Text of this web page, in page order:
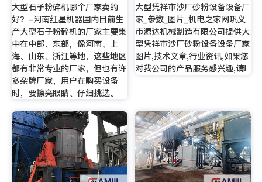
大型石子粉碎机哪个厂家卖的
好？-河南红星机器国内目前生
产大型石子粉碎机的厂家主要集
中在中部、东部，像河南、上
海、山东、浙江等地，这些地区
都有非常专业的厂家，但也有许
多杂牌厂家，用户在购买设备
时，要擦亮眼睛、仔细挑选。
大型凭祥市沙厂砂粉设备设备厂
家_参数_图片_机电之家网巩义
市源达机械制造有限公司提供大
型凭祥市沙厂砂粉设备设备厂家
图片,技术文章,行业资讯,如果您
对我公司的产品服务感兴趣,请!